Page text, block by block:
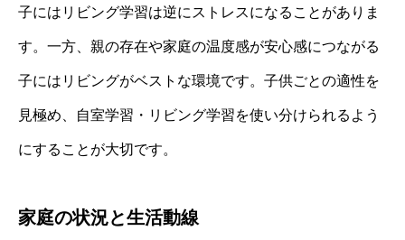
子にはリビング学習は逆にストレスになることがありま
す。一方、親の存在や家庭の温度感が安心感につながる
子にはリビングがベストな環境です。子供ごとの適性を
見極め、自室学習・リビング学習を使い分けられるよう
にすることが大切です。
家庭の状況と生活動線